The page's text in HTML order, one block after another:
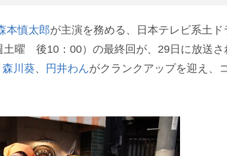
本慎太郎が主演を務める、日本テレビ系土ド
土曜 後10：00）の最終回が、29日に放送さ
森川葵、 円井わんがクランクアップを迎え、